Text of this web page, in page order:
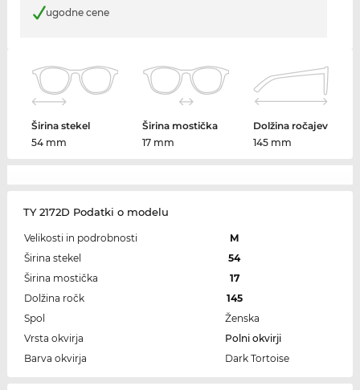
ugodne cene
Širina stekel
54 mm
Širina mostička
17 mm
Dolžina ročajev
145 mm
TY 2172D Podatki o modelu
Velikosti in podrobnosti
M
Širina stekel
54
Širina mostička
17
Dolžina ročk
145
Spol
Ženska
Vrsta okvirja
Polni okvirji
Barva okvirja
Dark Tortoise